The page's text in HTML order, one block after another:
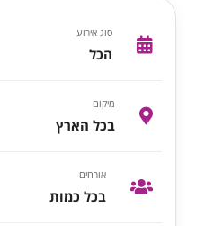
סוג אירוע
הכל
מיקום
בכל הארץ
אורחים
בכל כמות